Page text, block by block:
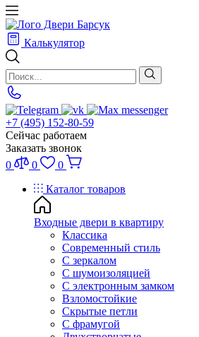
Калькулятор
+7 (495) 152-80-59
Сейчас работаем
Заказать звонок
0
0
0
Каталог товаров
Входные двери в квартиру
Классика
Современный стиль
С зеркалом
С шумоизоляцией
С электронным замком
Взломостойкие
Скрытые петли
С фрамугой